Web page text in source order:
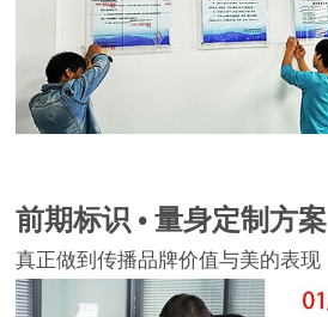
前期标识 • 量身定制方案
真正做到传播品牌价值与美的表现